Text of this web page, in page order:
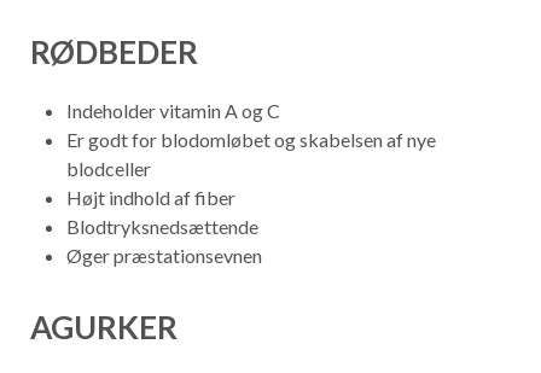
RØDBEDER
Indeholder vitamin A og C
Er godt for blodomløbet og skabelsen af nye
blodceller
Højt indhold af fiber
Blodtryksnedsættende
Øger præstationsevnen
AGURKER